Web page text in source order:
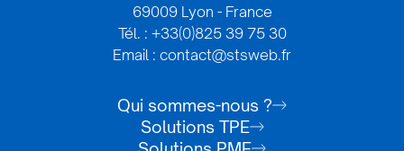
69009 Lyon - France
Tél. : +33(0)825 39 75 30
Email : contact@stsweb.fr
Qui sommes-nous ?
Solutions TPE